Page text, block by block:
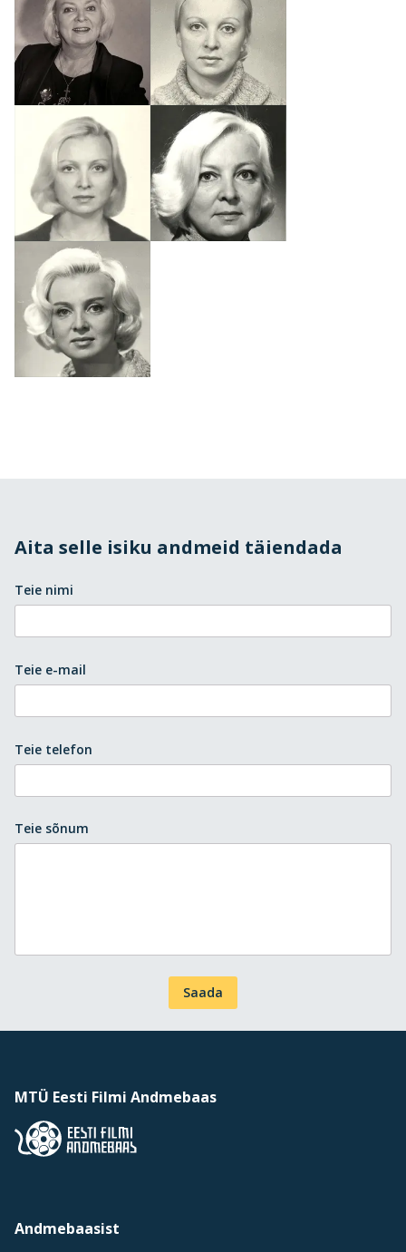
Aita selle isiku andmeid täiendada
Teie nimi
Teie e-mail
Teie telefon
Teie sõnum
Saada
MTÜ Eesti Filmi Andmebaas
Andmebaasist